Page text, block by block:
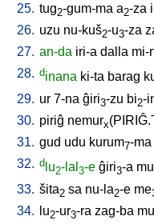
25. tug2-gum-ma a2-za
26. uzu nu-kuš2-u3-za
27. an-da iri-a dalla mi-
28. dinana ki-ta barag
29. ur 7-na ĝiri3-zu bi2-
30. piriĝ nemurx
31. gud udu kurum7-ma
32. d lu2-lal 3-e ĝiri3-a
33. šita2 sa nu-la2-e me
34.
lu2-ur3-ra zag-ba